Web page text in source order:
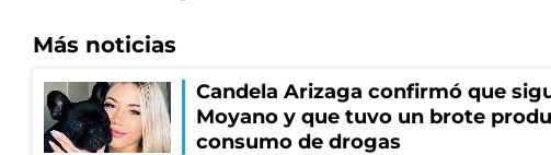
Más noticias
Candela Arizaga confirmó que
Moyano y que tuvo un brote
consumo de drogas